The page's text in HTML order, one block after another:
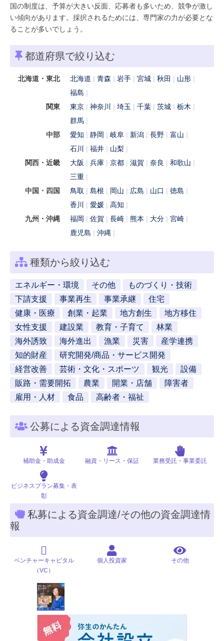
国の制度は、予算が大きい反面、応募者も多いため、競争が激し
い傾向があります。採択されるためには、専門家の力が必要とな
ることが多いでしょう。
都道府県で絞り込む
北海道・東北 北海道 青森 岩手 宮城 秋田
山形
福島
関東
東京 神奈川 埼玉 千葉 茨城
栃木
群馬
中部
愛知 静岡 岐阜 新潟 長野
富山
石川
福井
山梨
関西・近畿
大阪 兵庫 京都 滋賀 奈良
和歌山
三重
中国・四国
鳥取 島根 岡山 広島 山口
徳島
香川
愛媛
高知
九州・沖縄
福岡 佐賀 長崎 熊本 大分
宮崎
鹿児島
沖縄
種類から絞り込む
エネルギー・環境 その他
ものづくり・技術
下請支援
事業再生 事業承継
住宅
健康・医療
創業・起業 地方創生
地方移住
女性支援
建設業 教育・子育て
林業
海外誘致
海外進出 漁業 災害
産学連携
知的財産
研究開発/商品・サービス開発
経営改善
芸術・文化・スポーツ 観光
設備
販路・需要開拓
農業 開業・店舗
障害者
雇用・人材
食品 高齢者・福祉
公募による資金調達情報
補助金・助成金 融資・リース・保証 業務受託・事業委託
ビジネスプラン募集・表
彰
私募による資金調達/その他の資金調達情
報
ベンチャーキャピタル
（VC）
個人投資家 その他